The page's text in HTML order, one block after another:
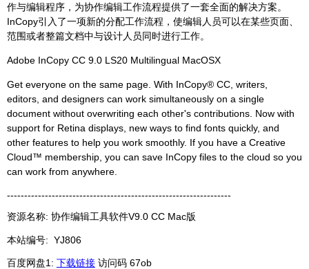
作与编辑程序，为协作编辑工作流程提供了一套全面的解决方案。
InCopy引入了一项新的分配工作流程，使编辑人员可以在某些页面、
范围或者整篇文档中与设计人员同时进行工作。
Adobe InCopy CC 9.0 LS20 Multilingual MacOSX
Get everyone on the same page. With InCopy® CC, writers,
editors, and designers can work simultaneously on a single
document without overwriting each other's contributions. Now with
support for Retina displays, new ways to find fonts quickly, and
other features to help you work smoothly. If you have a Creative
Cloud™ membership, you can save InCopy files to the cloud so you
can work from anywhere.
-----------------------------------------------------------------
资源名称: 协作编辑工具软件V9.0 CC Mac版
本站编号: YJ806
百度网盘1: 下载链接访问码 67ob